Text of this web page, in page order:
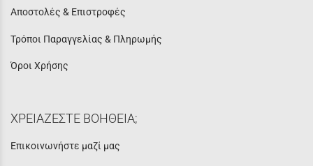
Αποστολές & Επιστροφές
Τρόποι Παραγγελίας & Πληρωμής
Όροι Χρήσης
ΧΡΕΙΑΖΕΣΤΕ ΒΟΗΘΕΙΑ;
Επικοινωνήστε μαζί μας